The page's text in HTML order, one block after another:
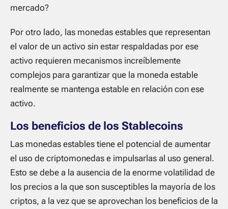
mercado?
Por otro lado, las monedas estables que representan
el valor de un activo sin estar respaldadas por ese
activo requieren mecanismos increíblemente
complejos para garantizar que la moneda estable
realmente se mantenga estable en relación con ese
activo.
Los beneficios de los Stablecoins
Las monedas estables tiene el potencial de aumentar
el uso de criptomonedas e impulsarlas al uso general.
Esto se debe a la ausencia de la enorme volatilidad de
los precios a la que son susceptibles la mayoría de los
criptos, a la vez que se aprovechan los beneficios de la